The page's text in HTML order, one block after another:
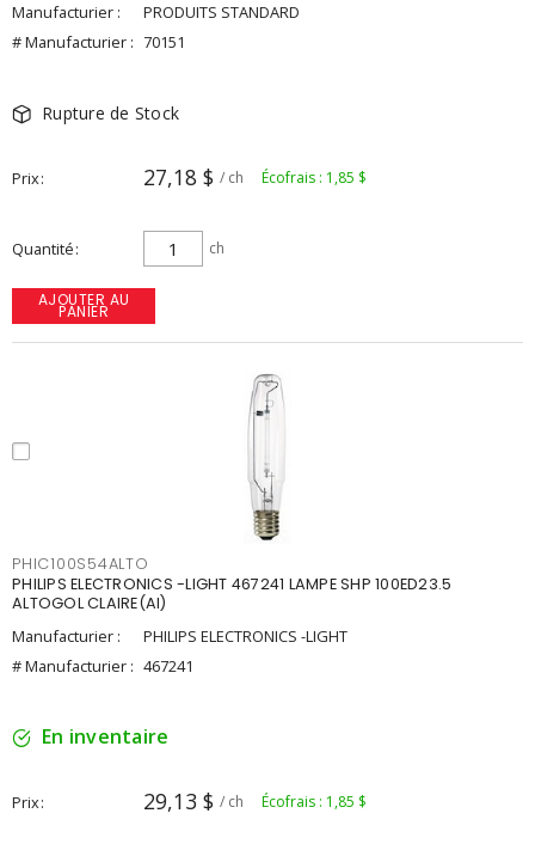
Manufacturier :
PRODUITS STANDARD
# Manufacturier : 70151
Rupture de Stock
Prix 27,18 $ / ch Écofrais : 1,85 $
Quantité ch
AJOUTER AU
PANIER
PHIC100S54ALTO
PHILIPS ELECTRONICS -LIGHT 467241 LAMPE SHP 100ED23.5
ALTOGOL CLAIRE(AI)
Manufacturier :
PHILIPS ELECTRONICS -LIGHT
# Manufacturier : 467241
En inventaire
Prix 29,13 $ / ch Écofrais : 1,85 $